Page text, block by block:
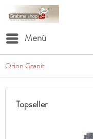
Menü
Orion Granit
Topseller